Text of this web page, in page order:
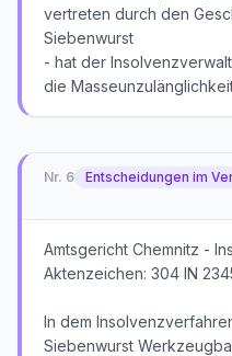
vertreten durch den
Siebenwurst
- hat der
die
Nr. 6 Entscheidungen im
Amtsgericht Chemnitz -
Aktenzeichen: 304 IN
In dem
Siebenwurst